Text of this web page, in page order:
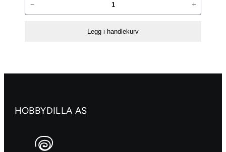
Glam
no.2
− +
Legg i handlekurv
HOBBYDILLA AS